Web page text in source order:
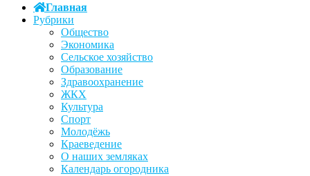
Главная
Рубрики
Общество
Экономика
Сельское хозяйство
Образование
Здравоохранение
ЖКХ
Культура
Спорт
Молодёжь
Краеведение
О наших земляках
Календарь огородника